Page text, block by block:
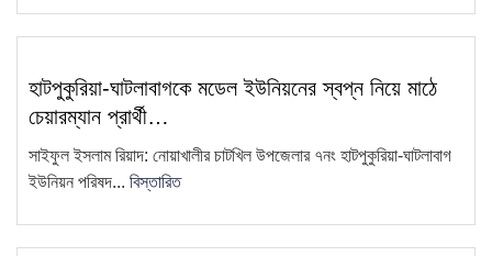
11
প্রতিবাদ—ধান পুড়িয়ে দেওয়ার কর্মসূচি
12
গ্রেফতার করেছে চাটখিলে থানা পুলিশ
13
কমিটি গঠন
হাটপুকুরিয়া-ঘাটলাবাগকে মডেল ইউনিয়নের স্বপ্ন নিয়ে মাঠে
চেয়ারম্যান প্রার্থী…
সাইফুল ইসলাম রিয়াদ: নোয়াখালীর চাটখিল উপজেলার ৭নং হাটপুকুরিয়া-ঘাটলাবাগ
ইউনিয়ন পরিষদ... বিস্তারিত